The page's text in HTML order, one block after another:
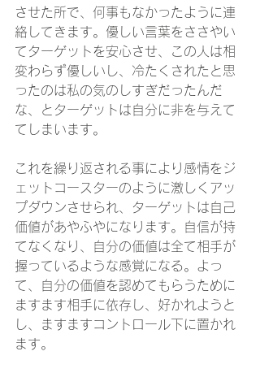
させた所で、何事もなかったように連
絡してきます。優しい言葉をささやい
てターゲットを安心させ、この人は相
変わらず優しいし、冷たくされたと思
ったのは私の気のしすぎだったんだ
な、とターゲットは自分に非を与えて
てしまいます。
これを繰り返される事により感情をジ
ェットコースターのように激しくアッ
プダウンさせられ、ターゲットは自己
価値があやふやになります。自信が持
てなくなり、自分の価値は全て相手が
握っているような感覚になる。よっ
て、自分の価値を認めてもらうために
ますます相手に依存し、好かれようと
し、ますますコントロール下に置かれ
ます。